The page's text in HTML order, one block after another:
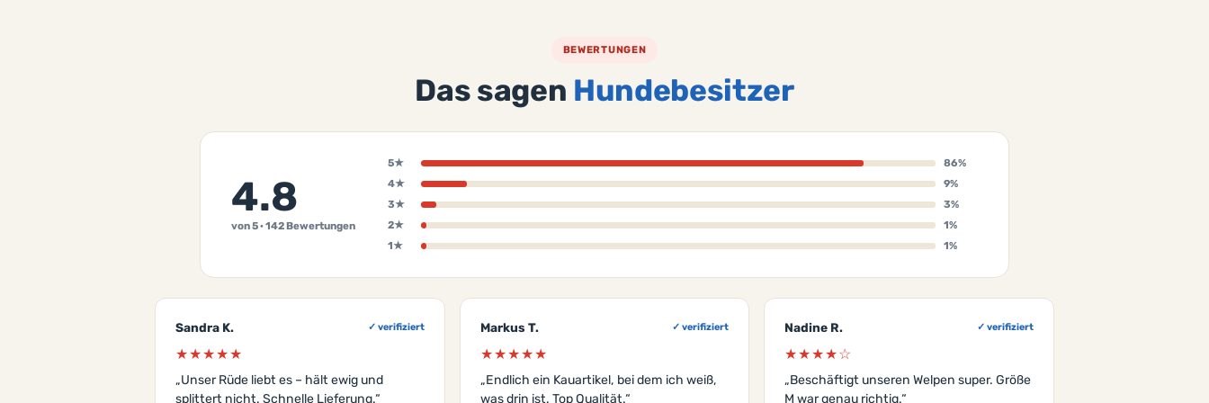
BEWERTUNGEN
Das sagen Hundebesitzer
4.8
von 5 · 142 Bewertungen
5★
86%
4★
9%
3★
3%
2★
1%
1★
1%
Sandra K. ✓ verifiziert
★★★★★
„Unser Rüde liebt es – hält ewig und
splittert nicht. Schnelle Lieferung.“
Markus T. ✓ verifiziert
★★★★★
„Endlich ein Kauartikel, bei dem ich weiß,
was drin ist. Top Qualität.“
Nadine R. ✓ verifiziert
★★★★☆
„Beschäftigt unseren Welpen super. Größe
M war genau richtig.“